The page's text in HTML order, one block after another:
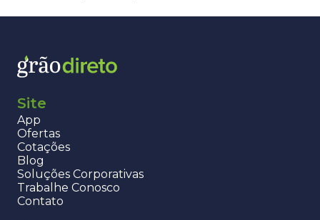
Site
App
Ofertas
Cotações
Blog
Soluções Corporativas
Trabalhe Conosco
Contato